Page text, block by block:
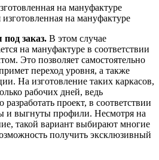
на мануфактуре
заказ. В этом случае
на мануфактуре в соответствии
Это позволяет самостоятельно
переход уровня, а также
На изготовление таких каркасов,
рабочих дней, ведь
проект, в соответствии
и выгнуты профили. Несмотря на
такой вариант выбирают многие
получить эксклюзивный